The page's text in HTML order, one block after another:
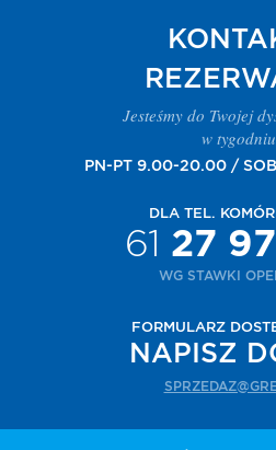
Jesteśmy do Twojej
w
PN-PT 9.00-20.00 /
DLA TEL.
61 27
WG STAWKI
FORMULARZ
NAPISZ